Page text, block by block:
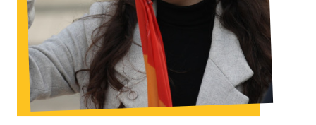
Eventos
Junta-te ao Volt!